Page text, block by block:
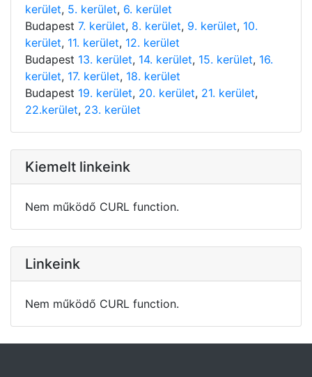
kerület, 5. kerület, 6. kerület
Budapest 7. kerület, 8. kerület, 9. kerület, 10.
kerület, 11. kerület, 12. kerület
Budapest 13. kerület, 14. kerület, 15. kerület, 16.
kerület, 17. kerület, 18. kerület
Budapest 19. kerület, 20. kerület, 21. kerület,
22.kerület, 23. kerület
Kiemelt linkeink
Nem működő CURL function.
Linkeink
Nem működő CURL function.